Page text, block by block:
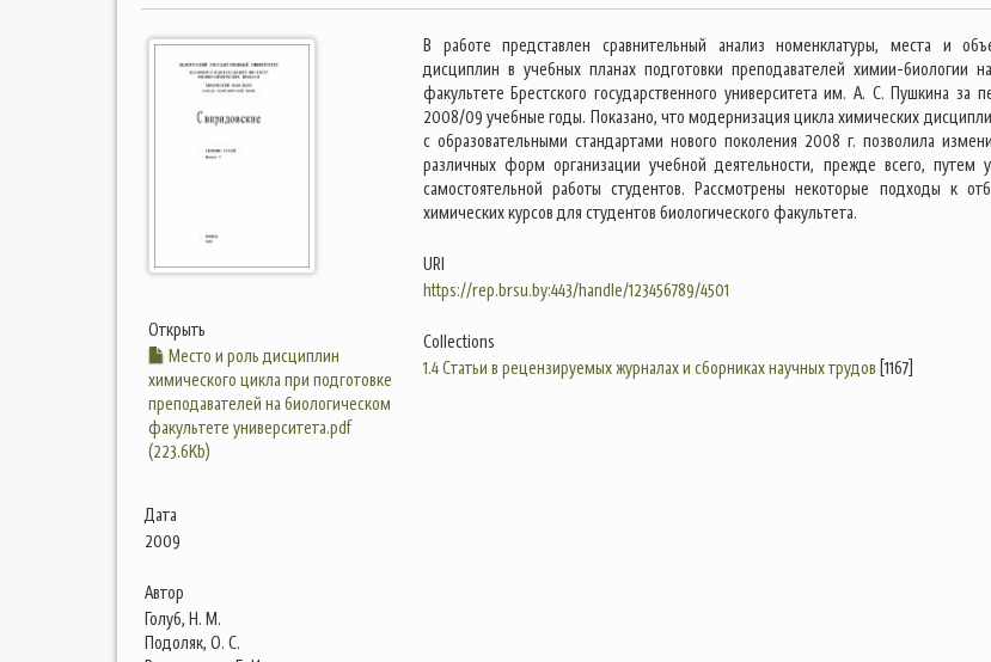
Открыть
Место и роль дисциплин
химического цикла при подготовке
преподавателей на биологическом
факультете университета.pdf
(223.6Kb)
Дата
2009
Автор
Голуб, Н. М.
Подоляк, О. С.
В работе представлен сравнительный анализ номенклатуры, места и
дисциплин в учебных планах подготовки преподавателей химии-биологии
факультете Брестского государственного университета им. А. С. Пушкина за
2008/09 учебные годы. Показано, что модернизация цикла химических
с образовательными стандартами нового поколения 2008 г. позволила
различных форм организации учебной деятельности, прежде всего, путем
самостоятельной работы студентов. Рассмотрены некоторые подходы к
химических курсов для студентов биологического факультета.
URI
https://rep.brsu.by:443/handle/123456789/4501
Collections
1.4 Статьи в рецензируемых журналах и сборниках научных трудов [1167]